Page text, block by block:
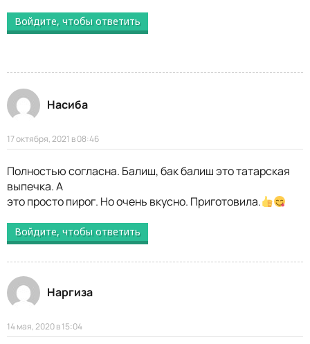
Войдите, чтобы ответить
Насиба
17 октября, 2021 в 08:46
Полностью согласна. Балиш, бак балиш это татарская
выпечка. А
это просто пирог. Но очень вкусно. Приготовила.
Войдите, чтобы ответить
Наргиза
14 мая, 2020 в 15:04